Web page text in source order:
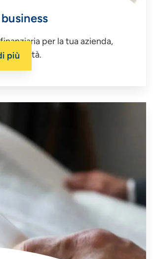
per la tua azienda,
difficoltà.
più